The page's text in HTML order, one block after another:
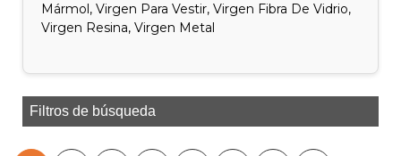
Mármol, Virgen Para Vestir, Virgen Fibra De Vidrio,
Virgen Resina, Virgen Metal
Filtros de búsqueda